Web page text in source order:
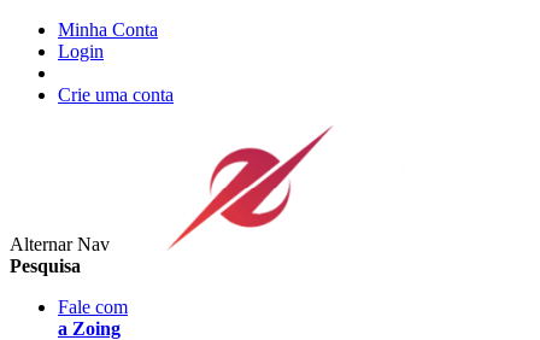
Minha Conta
Login
Crie uma conta
Alternar Nav
Pesquisa
Fale com
a Zoing